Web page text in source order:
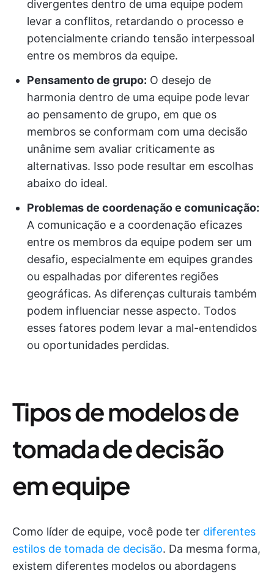
divergentes dentro de uma equipe podem
levar a conflitos, retardando o processo e
potencialmente criando tensão interpessoal
entre os membros da equipe.
Pensamento de grupo: O desejo de
harmonia dentro de uma equipe pode levar
ao pensamento de grupo, em que os
membros se conformam com uma decisão
unânime sem avaliar criticamente as
alternativas. Isso pode resultar em escolhas
abaixo do ideal.
Problemas de coordenação e comunicação:
A comunicação e a coordenação eficazes
entre os membros da equipe podem ser um
desafio, especialmente em equipes grandes
ou espalhadas por diferentes regiões
geográficas. As diferenças culturais também
podem influenciar nesse aspecto. Todos
esses fatores podem levar a mal-entendidos
ou oportunidades perdidas.
Tipos de modelos de
tomada de decisão
em equipe
Como líder de equipe, você pode ter diferentes
estilos de tomada de decisão. Da mesma forma,
existem diferentes modelos ou abordagens